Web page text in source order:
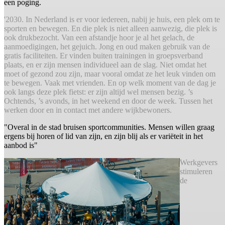
een poging.
'2030. In Nederland is er voor iedereen, nabij je huis, een plek om te
sporten en bewegen. En die plek is niet alleen aanwezig, die plek is
ook drukbezocht. Van een afstandje hoor je al het gelach, de
aanmoedigingen, het gejuich. Jong en oud maken gebruik van de
gratis faciliteiten. Er vinden buiten trainingen in groepsverband
plaats, en er zijn mensen individueel aan de slag. Niet omdat het
moet of gezond zou zijn, maar vooral omdat ze het leuk vinden om
te bewegen. Vaak met vrienden. En op welk moment van de dag je
ook langs deze plek fietst: er zijn altijd wel mensen bezig. ’s
Ochtends, ’s avonds, in het weekend en door de week. Tussen het
werken door en in contact met andere wijkbewoners.
"Overal in de stad bruisen sportcommunities. Mensen willen graag
ergens bij horen of lid van zijn, en zijn blij als er variëteit in het
aanbod is"
Werkgevers
stimuleren
de